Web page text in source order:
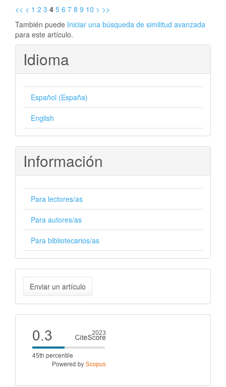
<< < 1 2 3 4 5 6 7 8 9 10 > >>
También puede Iniciar una búsqueda de similitud avanzada
para este artículo.
Idioma
Español (España)
English
Información
Para lectores/as
Para autores/as
Para bibliotecarios/as
Enviar
un
artículo
Enviar un artículo
Cite
score